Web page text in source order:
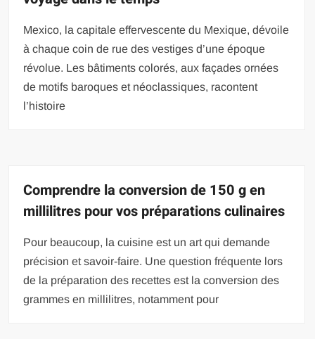
Mexico, la capitale effervescente du Mexique, dévoile
à chaque coin de rue des vestiges d’une époque
révolue. Les bâtiments colorés, aux façades ornées
de motifs baroques et néoclassiques, racontent
l’histoire
Comprendre la conversion de 150 g en
millilitres pour vos préparations culinaires
Pour beaucoup, la cuisine est un art qui demande
précision et savoir-faire. Une question fréquente lors
de la préparation des recettes est la conversion des
grammes en millilitres, notamment pour